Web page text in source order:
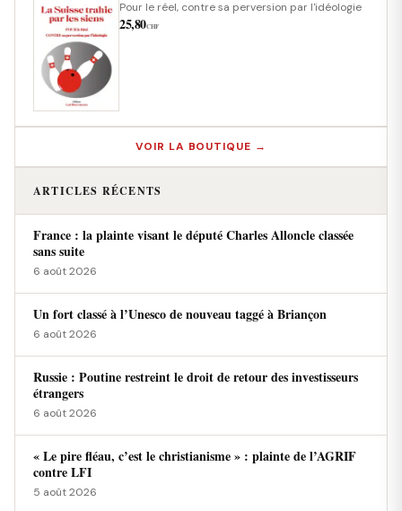
Pour le réel, contre sa perversion par l'idéologie
25,80CHF
VOIR LA BOUTIQUE →
ARTICLES RÉCENTS
France : la plainte visant le député Charles Alloncle classée
sans suite
6 août 2026
Un fort classé à l’Unesco de nouveau taggé à Briançon
6 août 2026
Russie : Poutine restreint le droit de retour des investisseurs
étrangers
6 août 2026
« Le pire fléau, c’est le christianisme » : plainte de l’AGRIF
contre LFI
5 août 2026